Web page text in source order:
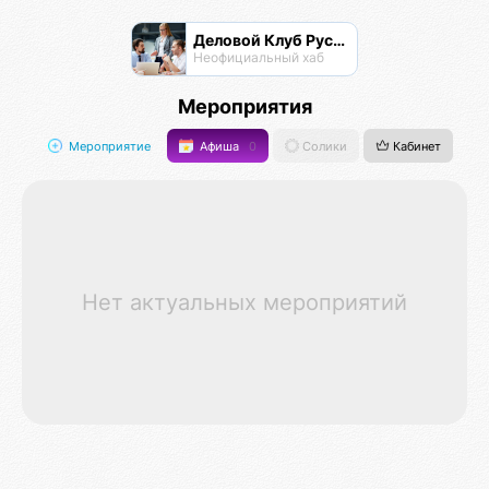
Деловой Клуб Русской Дружины
Неофициальный хаб
Мероприятия
Мероприятие Афиша 0 Солики Кабинет
Нет актуальных мероприятий